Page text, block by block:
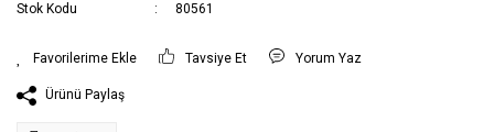
Stok Kodu
80561
Tavsiye Et Yorum Yaz
Ürünü Paylaş